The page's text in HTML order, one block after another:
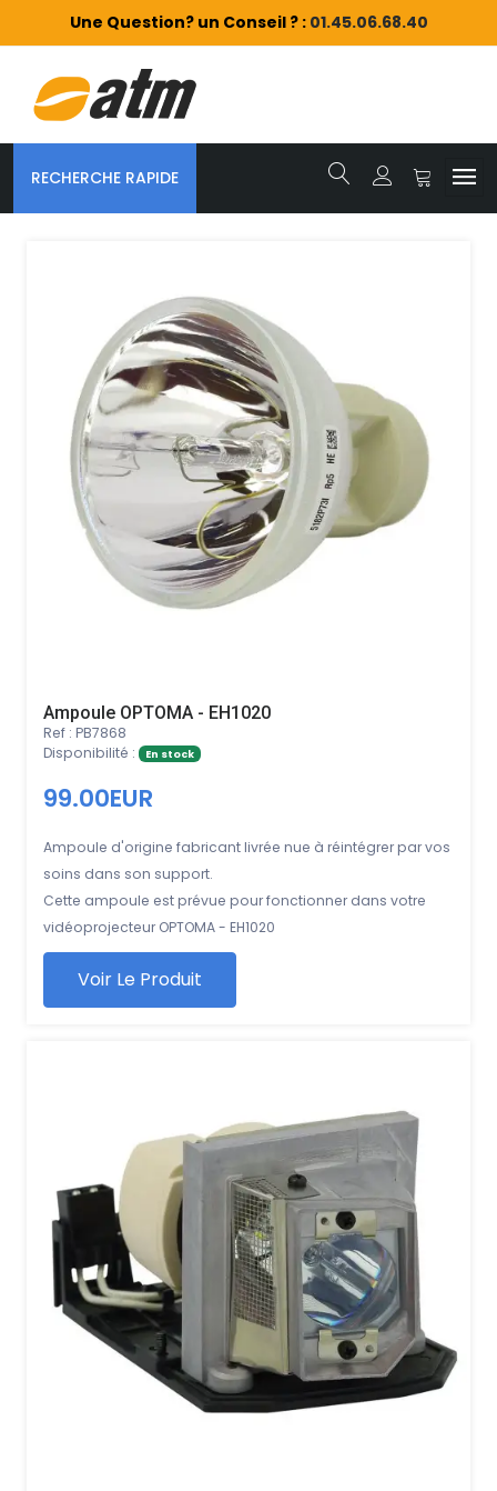
Une Question? un Conseil ? : 01.45.06.68.40
RECHERCHE RAPIDE
Ampoule OPTOMA - EH1020
Ref : PB7868
Disponibilité :
En stock
99.00EUR
Ampoule d'origine fabricant livrée nue à réintégrer par vos
soins dans son support.
Cette ampoule est prévue pour fonctionner dans votre
vidéoprojecteur OPTOMA - EH1020
Voir Le Produit